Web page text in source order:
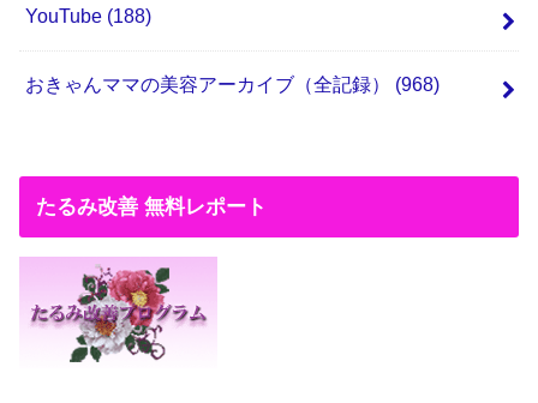
YouTube (188)
おきゃんママの美容アーカイブ（全記録） (968)
たるみ改善 無料レポート